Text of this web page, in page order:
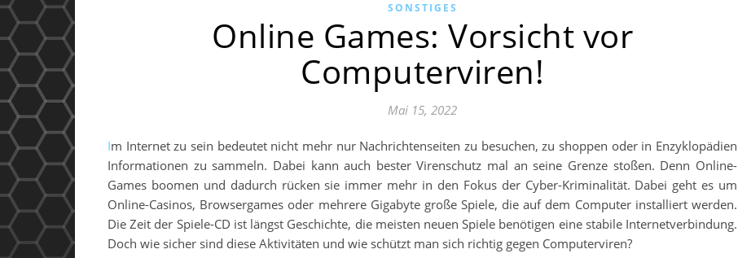
SONSTIGES
Online Games: Vorsicht vor
Computerviren!
Mai 15, 2022
Im Internet zu sein bedeutet nicht mehr nur Nachrichtenseiten zu besuchen, zu shoppen oder in Enzyklopädien
Informationen zu sammeln. Dabei kann auch bester Virenschutz mal an seine Grenze stoßen. Denn Online-
Games boomen und dadurch rücken sie immer mehr in den Fokus der Cyber-Kriminalität. Dabei geht es um
Online-Casinos, Browsergames oder mehrere Gigabyte große Spiele, die auf dem Computer installiert werden.
Die Zeit der Spiele-CD ist längst Geschichte, die meisten neuen Spiele benötigen eine stabile Internetverbindung.
Doch wie sicher sind diese Aktivitäten und wie schützt man sich richtig gegen Computerviren?